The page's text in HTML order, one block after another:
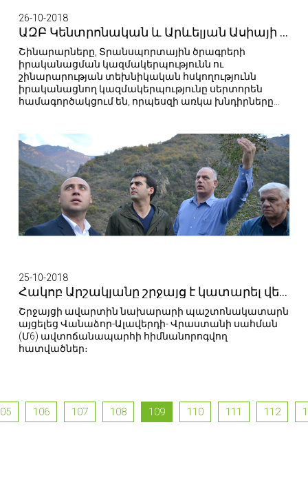
26-10-2018
ԱԶԲ Կենտրոնական և Արևելյան Ասիայի բաժնի գլխավոր տնօրենի տեղակալն այցելել է Հյուսիս-հարավ ճանապարհային միջանցքի Տրանշ-3 հատված
Շինարարները, Տրանսպորտային ծրագրերի
իրականացման կազմակերպությունն ու
շինարարության տեխնիկական հսկողությունն
իրականացնող կազմակերպությունը սերտորեն
համագործակցում են, որպեսզի առկա խնդիրները
25-10-2018
Հակոբ Արշակյանը շրջայց է կատարել վերանորոգվող ճանապարհահատվածներում
Շրջայցի ավարտին նախարարի պաշտոնակատարն
այցելեց Վանաձոր-Ալավերդի- Վրաստանի սահման
(Մ6) ավտոճանապարհի հիմնանորոգվող
հատվածներ։
106 107 108 109 110 111 112